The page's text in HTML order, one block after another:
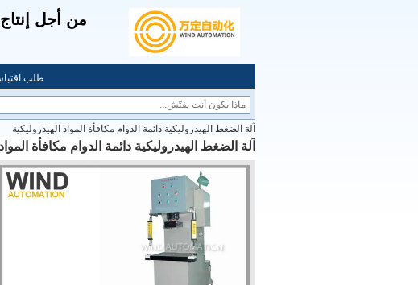
من أجل
طلب
آلة الضغط الهيدروليكية دائمة الدوام مكافأة المواد الهيدروليكية
آلة الضغط الهيدروليكية دائمة الدوام مكافأة